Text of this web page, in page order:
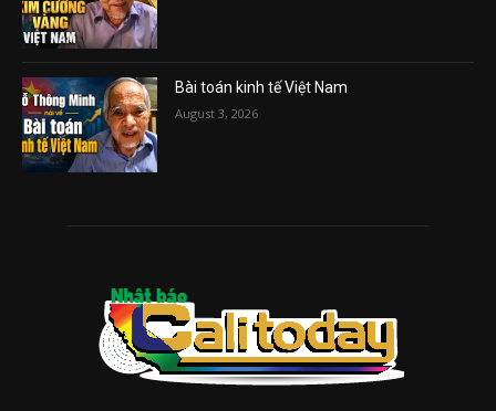
Bài toán kinh tế Việt Nam
August 3, 2026